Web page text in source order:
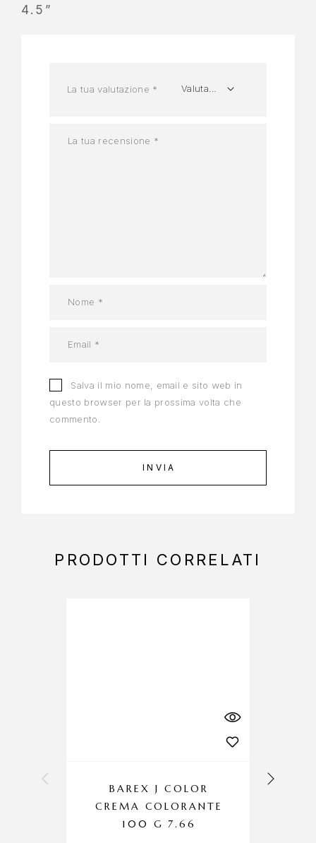
4.5”
La tua valutazione *
Salva il mio nome, email e sito web in
questo browser per la prossima volta che
commento.
PRODOTTI CORRELATI
BAREX J COLOR
CREMA COLORANTE
100 G 7.66